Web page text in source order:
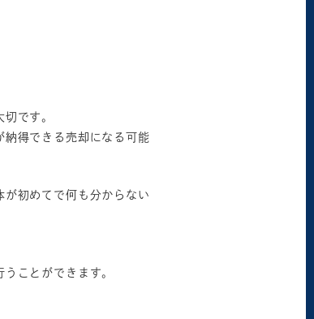
です。
納得できる売却になる可能
初めてで何も分からない
ことができます。